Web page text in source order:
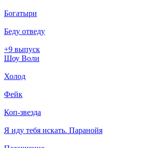
Богатыри
Беду отведу
+9 выпуск
Шоу Воли
Холод
Фейк
Коп-звезда
Я иду тебя искать. Паранойя